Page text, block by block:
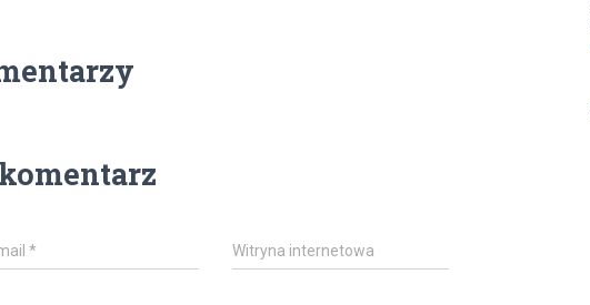
* Witryna internetowa